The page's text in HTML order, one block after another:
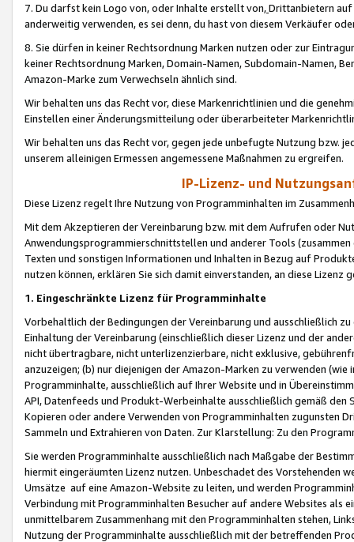
7. Du darfst kein Logo von, oder Inhalte erstellt von,Drittanbietern auf
anderweitig verwenden, es sei denn, du hast von diesem Verkäufer
8. Sie dürfen in keiner Rechtsordnung Marken nutzen oder zur
keiner Rechtsordnung Marken, Domain-Namen, Subdomain-Namen,
Amazon-Marke zum Verwechseln ähnlich sind.
Wir behalten uns das Recht vor, diese Markenrichtlinien und die
Einstellen einer Änderungsmitteilung oder überarbeiteter
Wir behalten uns das Recht vor, gegen jede unbefugte Nutzung bzw.
unserem alleinigen Ermessen angemessene Maßnahmen zu ergreifen.
IP-Lizenz- und
Diese Lizenz regelt Ihre Nutzung von Programminhalten im
Mit dem Akzeptieren der Vereinbarung bzw. mit dem Aufrufen oder
Anwendungsprogrammierschnittstellen und anderer Tools (zusammen
Texten und sonstigen Informationen und Inhalten in Bezug auf
nutzen können, erklären Sie sich damit einverstanden, an diese Lizenz
1. Eingeschränkte Lizenz für Programminhalte
Vorbehaltlich der Bedingungen der Vereinbarung und ausschließlich
Einhaltung der Vereinbarung (einschließlich dieser Lizenz und der
nicht übertragbare, nicht unterlizenzierbare, nicht exklusive,
anzuzeigen; (b) nur diejenigen der Amazon-Marken zu verwenden
Programminhalte, ausschließlich auf Ihrer Website und in
API, Datenfeeds und Produkt-Werbeinhalte ausschließlich gemäß
Kopieren oder andere Verwenden von Programminhalten zugunsten
Sammeln und Extrahieren von Daten. Zur Klarstellung: Zu den
Sie werden Programminhalte ausschließlich nach Maßgabe der
hiermit eingeräumten Lizenz nutzen. Unbeschadet des Vorstehenden
Umsätze auf eine Amazon-Website zu leiten, und werden
Verbindung mit Programminhalten Besucher auf andere Websites als
unmittelbarem Zusammenhang mit den Programminhalten stehen,
Nutzung der Programminhalte ausschließlich mit der betreffenden